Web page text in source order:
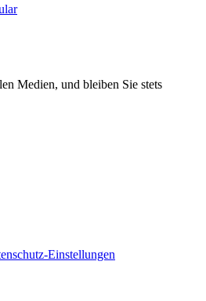
Medien, und bleiben Sie stets
Einstellungen